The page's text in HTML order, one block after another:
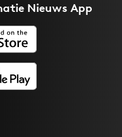
Nieuws App